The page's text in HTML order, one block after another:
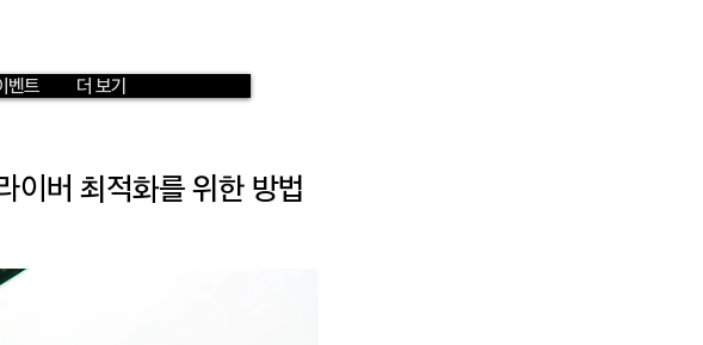
벤트 더 보기
이버 최적화를 위한 방법